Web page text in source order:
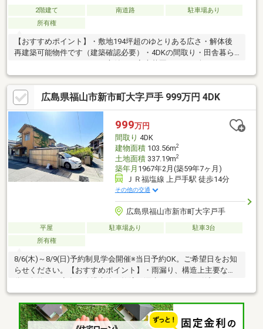
2階建て 南道路
駐車場あり
所有権
【おすすめポイント】・敷地194坪超のゆとりある広さ・解体後
再建築可能物件です（建築確認必要）・4DKの間取り・田舎暮ら
車ですぐの場所に大型スーパーやドラッグストアもあり生活には
困りません＼周辺環境／・エブリイ新市店・・・車で約5分
（2100m）・有磨小学校・・・車で約4分（1400m）・芦田中学
校・・・徒歩約7分（600m）・セブンイレブン福山芦田店・・・
徒歩約10分（850m）◇お問い合わせ方法◇【見学予約（無
料）】のフォームをご入力いただくか、084-999-8448までお気軽
にお問い合わせください！◇LINEをご登録いただくと24時間36
広島県福山市新市町大字戸手 999万円 4DK
999万円
間取り 4DK
建物面積103.56m2
土地面積337.19m2
築年月 1967年2月(築59年7ヶ月)
ＪＲ福塩線 上戸手駅 徒歩14分
その他の交通
広島県福山市新市町大字戸手
平屋 駐車場あり
駐車3台
所有権
8/6(木)～8/9(日)予約制見学会開催※当日予約OK。ご希望日をお知
らせください。【おすすめポイント】・雨漏り、構造上主要な部
２年間保証。・シロアリ防除工事施工後5年間保証。・お客様に合
わせたローンの組み方や金融機関をご提案。住宅ローンが初めて
の方でもお気軽にご相談ください。